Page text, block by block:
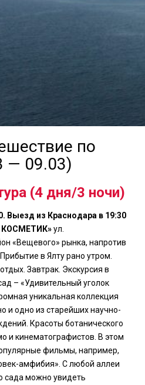
по
— 09.03)
(4 дня/3 ночи)
Выезд из Краснодара в 19:30
КОСМЕТИК»ул.
«Вещевого» рынка, напротив
в Ялту рано утром.
Завтрак. Экскурсия в
– «Удивительный уголок
уникальная коллекция
и одно из старейших научно-
Красоты ботанического
и кинематографистов. В этом
фильмы, например,
амфибия». С любой аллеи
сада можно увидеть